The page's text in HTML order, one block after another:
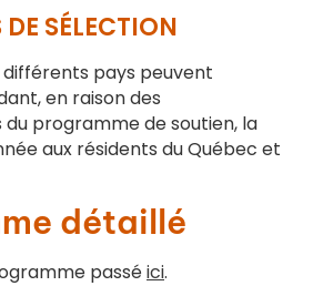
SÉLECTION
différents pays peuvent
en raison des
programme de soutien, la
aux résidents du Québec et
détaillé
passéici.